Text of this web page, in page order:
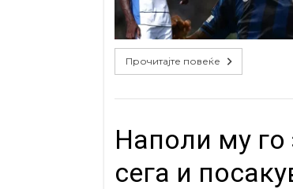
Прочитајте повеќе
Наполи му го
сега и